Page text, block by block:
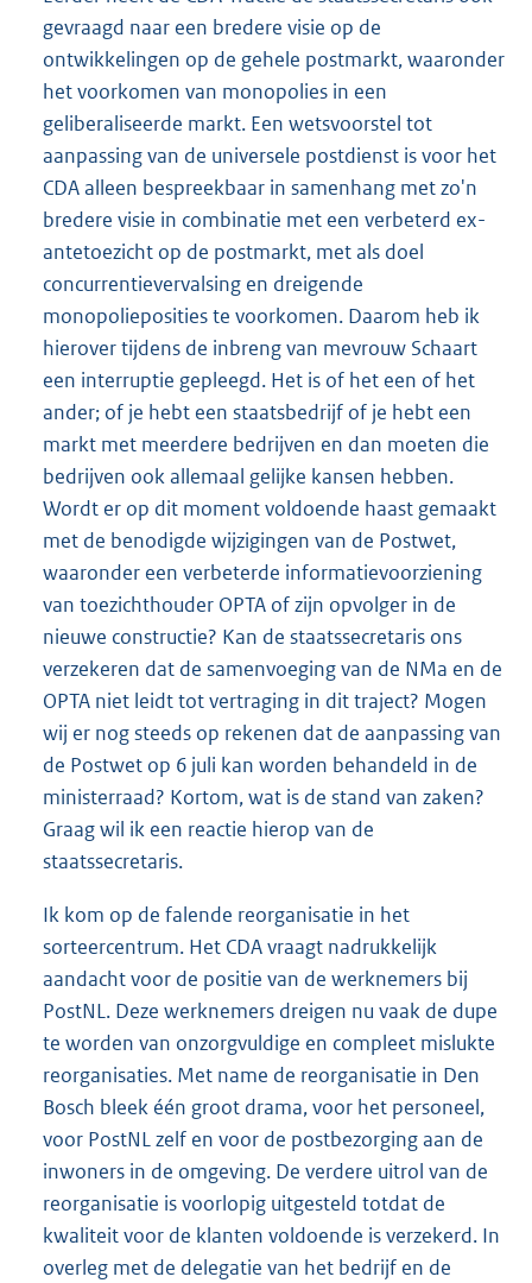
gevraagd naar een bredere visie op de
ontwikkelingen op de gehele postmarkt, waaronder
het voorkomen van monopolies in een
geliberaliseerde markt. Een wetsvoorstel tot
aanpassing van de universele postdienst is voor het
CDA alleen bespreekbaar in samenhang met zo'n
bredere visie in combinatie met een verbeterd ex-
antetoezicht op de postmarkt, met als doel
concurrentievervalsing en dreigende
monopolieposities te voorkomen. Daarom heb ik
hierover tijdens de inbreng van mevrouw Schaart
een interruptie gepleegd. Het is of het een of het
ander; of je hebt een staatsbedrijf of je hebt een
markt met meerdere bedrijven en dan moeten die
bedrijven ook allemaal gelijke kansen hebben.
Wordt er op dit moment voldoende haast gemaakt
met de benodigde wijzigingen van de Postwet,
waaronder een verbeterde informatievoorziening
van toezichthouder OPTA of zijn opvolger in de
nieuwe constructie? Kan de staatssecretaris ons
verzekeren dat de samenvoeging van de NMa en de
OPTA niet leidt tot vertraging in dit traject? Mogen
wij er nog steeds op rekenen dat de aanpassing van
de Postwet op 6 juli kan worden behandeld in de
ministerraad? Kortom, wat is de stand van zaken?
Graag wil ik een reactie hierop van de
staatssecretaris.
Ik kom op de falende reorganisatie in het
sorteercentrum. Het CDA vraagt nadrukkelijk
aandacht voor de positie van de werknemers bij
PostNL. Deze werknemers dreigen nu vaak de dupe
te worden van onzorgvuldige en compleet mislukte
reorganisaties. Met name de reorganisatie in Den
Bosch bleek één groot drama, voor het personeel,
voor PostNL zelf en voor de postbezorging aan de
inwoners in de omgeving. De verdere uitrol van de
reorganisatie is voorlopig uitgesteld totdat de
kwaliteit voor de klanten voldoende is verzekerd. In
overleg met de delegatie van het bedrijf en de